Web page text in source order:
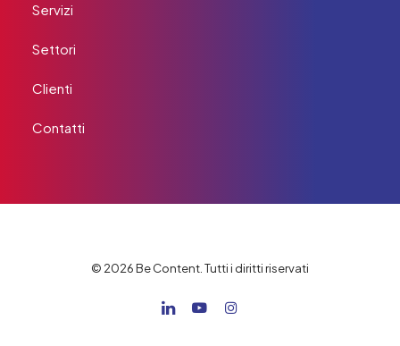
Servizi
Settori
Clienti
Contatti
© 2026 Be Content. Tutti i diritti riservati